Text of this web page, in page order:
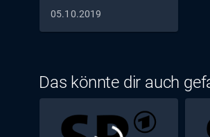
05.10.2019
Das könnte dir auch